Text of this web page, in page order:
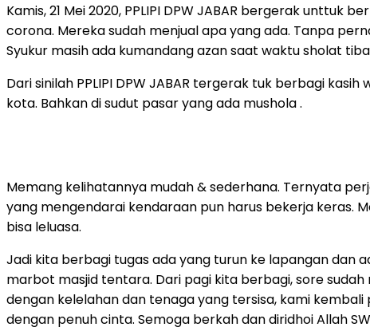
Kamis, 21 Mei 2020, PPLIPI DPW JABAR bergerak
corona. Mereka sudah menjual apa yang ada. Tanpa
Syukur masih ada kumandang azan saat waktu sholat
Dari sinilah PPLIPI DPW JABAR tergerak tuk berbagi
kota. Bahkan di sudut pasar yang ada mushola .
Memang kelihatannya mudah & sederhana. Ternyata
yang mengendarai kendaraan pun harus bekerja keras.
bisa leluasa.
Jadi kita berbagi tugas ada yang turun ke lapangan dan
marbot masjid tentara. Dari pagi kita berbagi, sore
dengan kelelahan dan tenaga yang tersisa, kami
dengan penuh cinta. Semoga berkah dan diridhoi Allah